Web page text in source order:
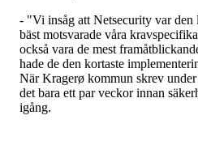
- "Vi insåg att Netsecurity var den
bäst motsvarade våra
också vara de mest
hade de den kortaste
När Kragerø kommun skrev
det bara ett par veckor innan
igång.